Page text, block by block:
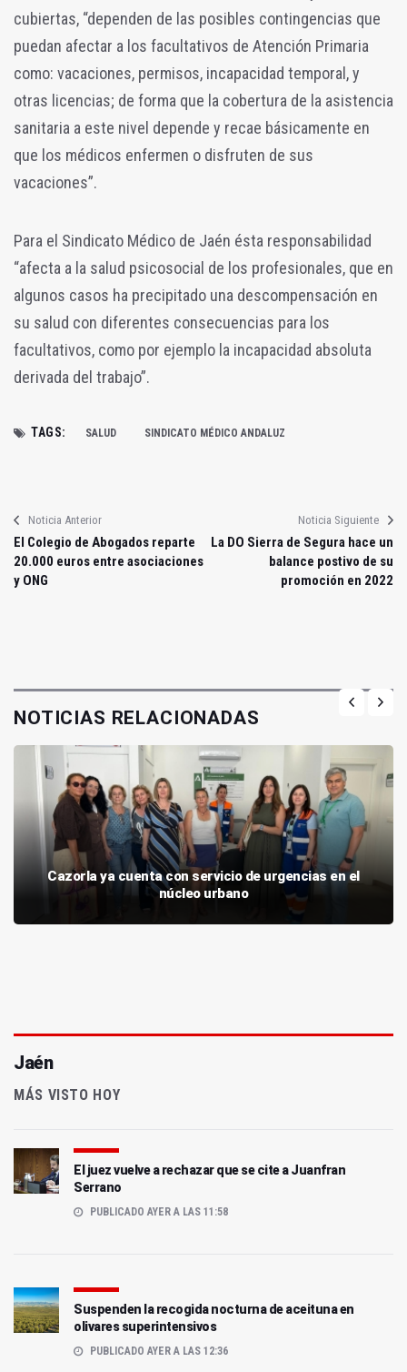
cubiertas, “dependen de las posibles contingencias que
puedan afectar a los facultativos de Atención Primaria
como: vacaciones, permisos, incapacidad temporal, y
otras licencias; de forma que la cobertura de la asistencia
sanitaria a este nivel depende y recae básicamente en
que los médicos enfermen o disfruten de sus
vacaciones”.
Para el Sindicato Médico de Jaén ésta responsabilidad
“afecta a la salud psicosocial de los profesionales, que en
algunos casos ha precipitado una descompensación en
su salud con diferentes consecuencias para los
facultativos, como por ejemplo la incapacidad absoluta
derivada del trabajo”.
TAGS: SALUD SINDICATO MÉDICO ANDALUZ
Noticia Anterior
El Colegio de Abogados reparte
20.000 euros entre asociaciones
y ONG
Noticia Siguiente
La DO Sierra de Segura hace un
balance postivo de su
promoción en 2022
NOTICIAS RELACIONADAS
Cazorla ya cuenta con servicio de urgencias en el
núcleo urbano
Jaén
MÁS VISTO HOY
El juez vuelve a rechazar que se cite a Juanfran
Serrano
PUBLICADO AYER A LAS 11:58
Suspenden la recogida nocturna de aceituna en
olivares superintensivos
PUBLICADO AYER A LAS 12:36